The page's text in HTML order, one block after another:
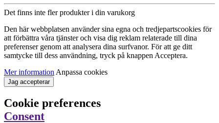
Det finns inte fler produkter i din varukorg
Den här webbplatsen använder sina egna och tredjepartscookies för
att förbättra våra tjänster och visa dig reklam relaterade till dina
preferenser genom att analysera dina surfvanor. För att ge ditt
samtycke till dess användning, tryck på knappen Acceptera.
Mer information Anpassa cookies
Jag accepterar
Cookie preferences
Consent